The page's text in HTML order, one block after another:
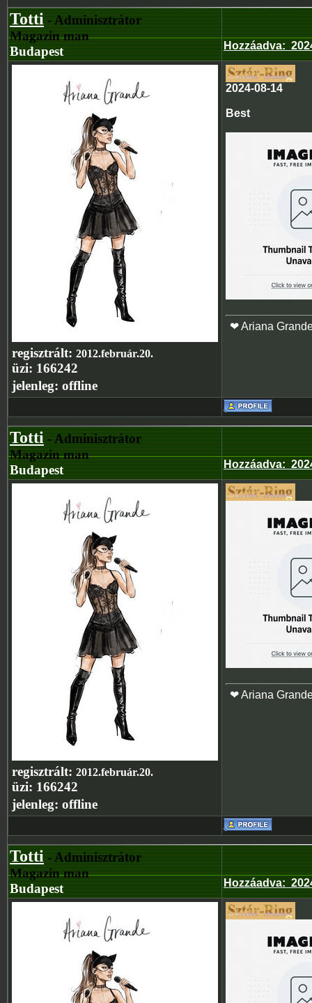
Totti- Adminisztrátor
Magazin man
Budapest
Hozzáadva:
regisztrált: 2012.február.20.
üzi: 166242
jelenleg: offline
2024-08-14
Best
❤ Ariana
Totti- Adminisztrátor
Magazin man
Budapest
Hozzáadva:
regisztrált: 2012.február.20.
üzi: 166242
jelenleg: offline
❤ Ariana
Totti- Adminisztrátor
Magazin man
Budapest
Hozzáadva: